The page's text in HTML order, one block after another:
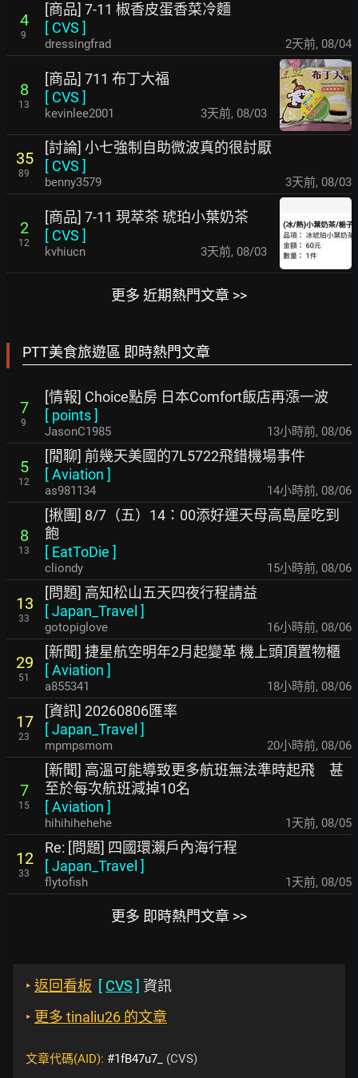
4
9
[商品] 7-11 椒香皮蛋香菜冷麵
[ CVS ]
dressingfrad 2天前, 08/04
8
13
[商品] 711 布丁大福
[ CVS ]
kevinlee2001 3天前, 08/03
35
89
[討論] 小七強制自助微波真的很討厭
[ CVS ]
benny3579 3天前, 08/03
2
12
[商品] 7-11 現萃茶 琥珀小葉奶茶
[ CVS ]
kvhiucn 3天前, 08/03
更多 近期熱門文章 >>
PTT美食旅遊區 即時熱門文章
7
9
[情報] Choice點房 日本Comfort飯店再漲一波
[ points]
JasonC1985 13小時前, 08/06
5
12
[閒聊] 前幾天美國的7L5722飛錯機場事件
[Aviation ]
as981134 14小時前, 08/06
8
13
[揪團] 8/7（五）14：00添好運天母高島屋吃到
飽
[ EatToDie ]
cliondy 15小時前, 08/06
13
33
[問題] 高知松山五天四夜行程請益
[Japan_Travel ]
gotopiglove 16小時前, 08/06
29
51
[新聞] 捷星航空明年2月起變革 機上頭頂置物櫃
[Aviation ]
a855341 18小時前, 08/06
17
23
[資訊] 20260806匯率
[Japan_Travel ]
mpmpsmom 20小時前, 08/06
7
15
[新聞] 高溫可能導致更多航班無法準時起飛 甚
至於每次航班減掉10名
[Aviation ]
hihihihehehe 1天前, 08/05
12
33
Re: [問題] 四國環瀨戶內海行程
[Japan_Travel ]
flytofish 1天前, 08/05
更多 即時熱門文章 >>
‣ 返回看板 [ CVS ] 資訊
‣ 更多 tinaliu26 的文章
文章代碼(AID): #1fB47u7_ (CVS)